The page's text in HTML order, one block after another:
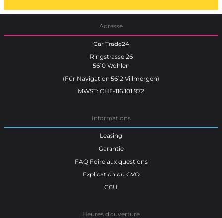
Adresse
Car Trade24
Ringstrasse 26
5610 Wohlen
(Für Navigation 5612 Villmergen)
MWST: CHE-116.101.972
Informations
Leasing
Garantie
FAQ Foire aux questions
Explication du GVO
CGU
Heures d'ouverture